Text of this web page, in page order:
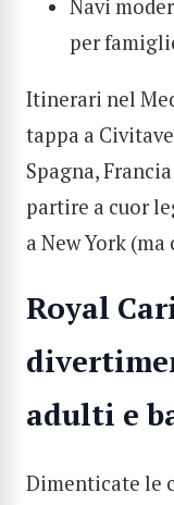
Navi
per
Itinerari nel
tappa a
Spagna,
partire a cuor
a New York
Royal
adulti e
Dimenticate le